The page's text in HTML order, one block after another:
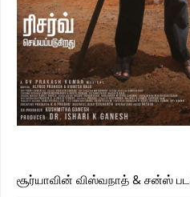
சூர்யாவின் விஸ்வநாத் & சன்ஸ்